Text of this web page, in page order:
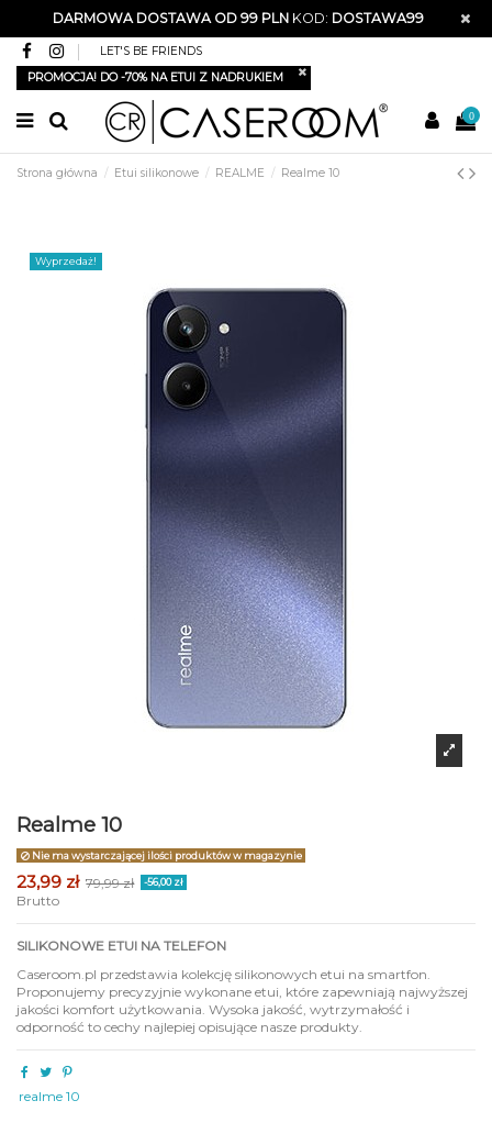
DARMOWA DOSTAWA OD 99 PLNKOD: DOSTAWA99
LET'S BE FRIENDS
PROMOCJA! DO -70% NA ETUI Z NADRUKIEM
0
Strona główna Etui silikonowe REALME Realme 10
Wyprzedaż!
Realme 10
Nie ma wystarczającej ilości produktów w magazynie
23,99 zł 79,99 zł -56,00 zł
Brutto
SILIKONOWE ETUI NA TELEFON
Caseroom.pl przedstawia kolekcję silikonowych etui na smartfon.
Proponujemy precyzyjnie wykonane etui, które zapewniają najwyższej
jakości komfort użytkowania. Wysoka jakość, wytrzymałość i
odporność to cechy najlepiej opisujące nasze produkty.
realme 10